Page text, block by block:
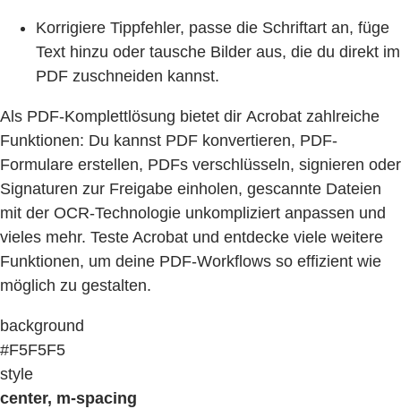
Korrigiere Tippfehler, passe die Schriftart an, füge
Text hinzu oder tausche Bilder aus, die du direkt im
PDF zuschneiden kannst.
Als PDF-Komplettlösung bietet dir Acrobat zahlreiche
Funktionen: Du kannst PDF konvertieren, PDF-
Formulare erstellen, PDFs verschlüsseln, signieren oder
Signaturen zur Freigabe einholen, gescannte Dateien
mit der OCR-Technologie unkompliziert anpassen und
vieles mehr. Teste Acrobat und entdecke viele weitere
Funktionen, um deine PDF-Workflows so effizient wie
möglich zu gestalten.
background
#F5F5F5
style
center, m-spacing